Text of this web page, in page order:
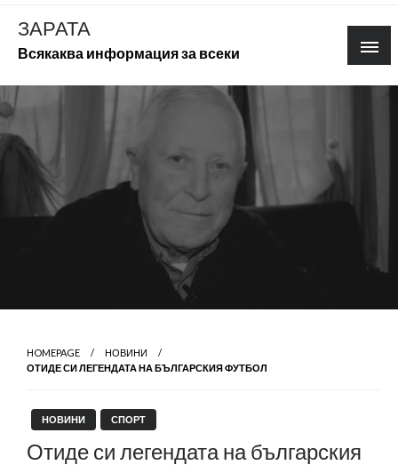
Skip
content
ЗАРАТА
Всякаква информация за всеки
HOMEPAGE
НОВИНИ
ОТИДЕ СИ ЛЕГЕНДАТА НА БЪЛГАРСКИЯ ФУТБОЛ
НОВИНИ СПОРТ
Отиде си легендата на българския